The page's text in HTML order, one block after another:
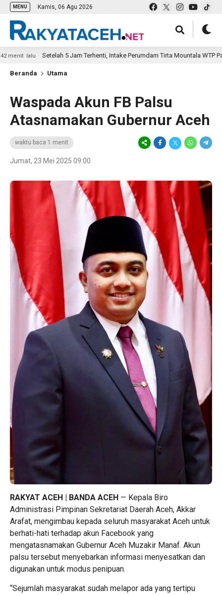
MENU Kamis, 06 Agu 2026
lalu Setelah 5 Jam Terhenti, Intake Perumdam Tirta Mountala WTP Pasi
Beranda Utama
Waspada Akun FB Palsu
Atasnamakan Gubernur Aceh
waktu baca 1 menit
Jumat, 23 Mei 2025 09:00
RAKYAT ACEH | BANDA ACEH — Kepala Biro
Administrasi Pimpinan Sekretariat Daerah Aceh, Akkar
Arafat, mengimbau kepada seluruh masyarakat Aceh untuk
berhati-hati terhadap akun Facebook yang
mengatasnamakan Gubernur Aceh Muzakir Manaf. Akun
palsu tersebut menyebarkan informasi menyesatkan dan
digunakan untuk modus penipuan.
“Sejumlah masyarakat sudah melapor ada yang tertipu